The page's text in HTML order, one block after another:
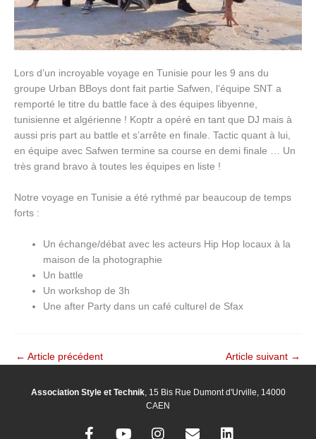
Lors d’un incroyable voyage en Tunisie pour les 9 ans du
groupe Urban BBoys dont fait partie Safwen, l’équipe SNT a
remporté le titre du battle face à des équipes libyenne,
tunisienne et algérienne ! Koptr a opéré en tant que DJ mais à
aussi pris part au battle et s’arrête en finale. Tactic quant à lui,
en équipe avec Safwen termine sa course en demi finale … Un
très grand bravo à toutes les équipes en liste !
Notre voyage en Tunisie a été rythmé par beaucoup de temps
forts :
Un échange/débat avec les acteurs Hip Hop locaux à la
maison de la photographie
Un battle
Un workshop de 3h
Une after Party dans un café culturel de Sfax
← Article précédent Article suivant →
Association Style et Technik, 15 Bis Rue Dumont d'Urville, 14000
CAEN
F Y I E L